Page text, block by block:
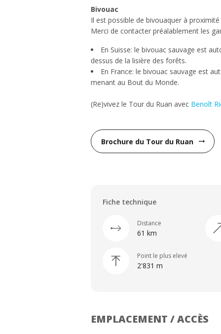
Bivouac
Il est possible de bivouaquer à
Merci de contacter préalablement les
En Suisse: le bivouac sauvage est
dessus de la lisière des forêts.
En France: le bivouac sauvage est
menant au Bout du Monde.
(Re)vivez le Tour du Ruan avec Benoît
Brochure du Tour du Ruan arrow_right_alt
Fiche technique
Distance
61 km
Point le plus elevé
2'831 m
EMPLACEMENT / ACCÈS